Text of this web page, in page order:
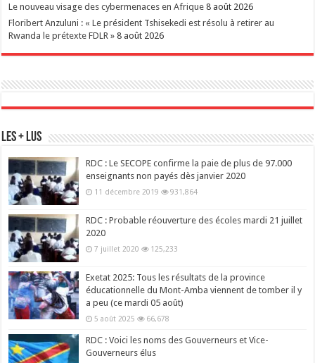
Le nouveau visage des cybermenaces en Afrique 8 août 2026
Floribert Anzuluni : « Le président Tshisekedi est résolu à retirer au
Rwanda le prétexte FDLR » 8 août 2026
Les + Lus
RDC : Le SECOPE confirme la paie de plus de 97.000
enseignants non payés dès janvier 2020
11 décembre 2019 931,864
RDC : Probable réouverture des écoles mardi 21 juillet
2020
7 juillet 2020 125,233
Exetat 2025: Tous les résultats de la province
éducationnelle du Mont-Amba viennent de tomber il y
a peu (ce mardi 05 août)
5 août 2025 66,678
RDC : Voici les noms des Gouverneurs et Vice-
Gouverneurs élus